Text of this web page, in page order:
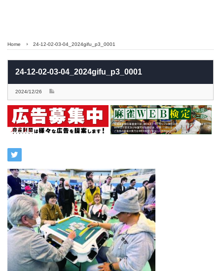
Home 24-12-02-03-04_2024gifu_p3_0001
24-12-02-03-04_2024gifu_p3_0001
2024/12/26